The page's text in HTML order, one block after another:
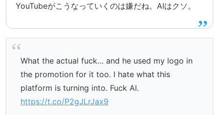
YouTubeがこうなっていくのは嫌だね。AIはクソ。
What the actual fuck… and he used my logo in
the promotion for it too. I hate what this
platform is turning into. Fuck AI.
https://t.co/P2gJLrJax9